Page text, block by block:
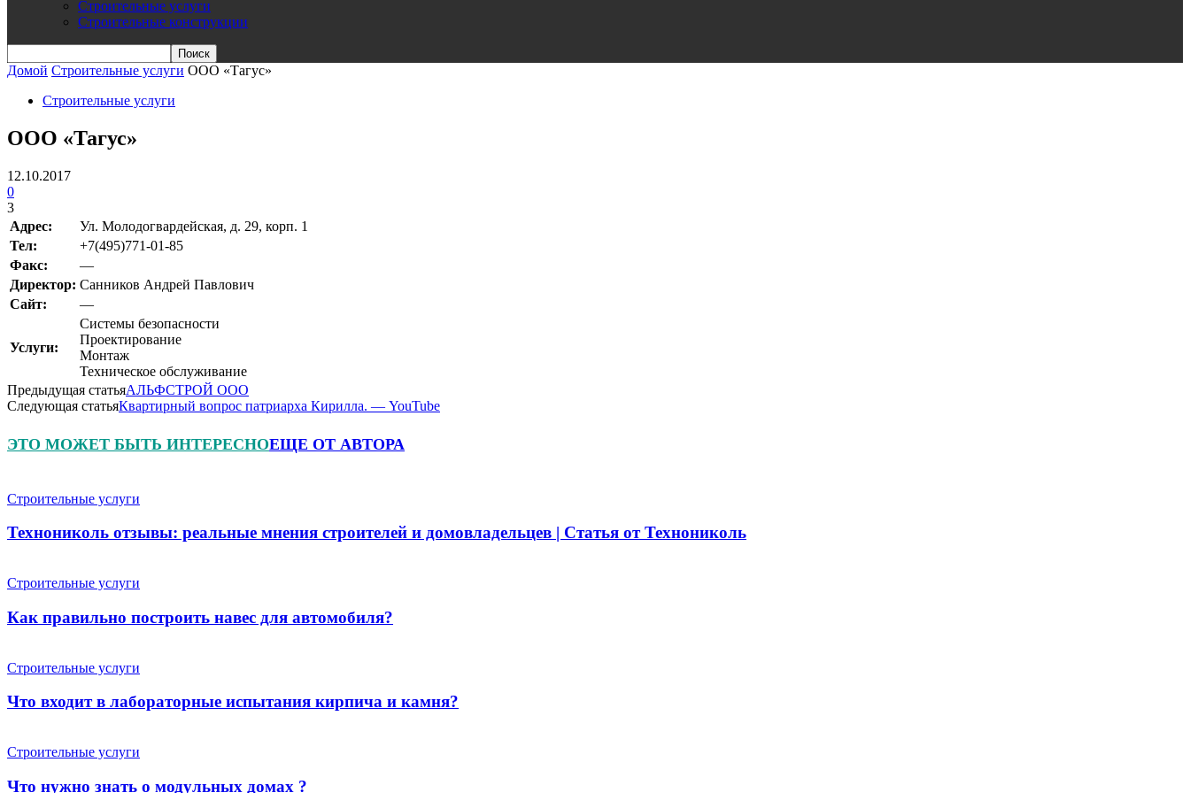
Строительные услуги
Строительные конструкции
Домой Строительные услуги OOO «Тагус»
Строительные услуги
OOO «Тагус»
12.10.2017
0
3
Адрес:
Ул. Молодогвардейская, д. 29, корп. 1
Teл:
+7(495)771-01-85
Факс:
—
Директор: Санников Андрей Павлович
Сайт:
—
Услуги:
Системы безопасности
Проектирование
Монтаж
Техническое обслуживание
Предыдущая статьяАЛЬФСТРОЙ ООО
Следующая статьяКвартирный вопрос патриарха Кирилла. — YouTube
ЭТО МОЖЕТ БЫТЬ ИНТЕРЕСНОЕЩЕ ОТ АВТОРА
Строительные услуги
Технониколь отзывы: реальные мнения строителей и домовладельцев | Статья от Технониколь
Строительные услуги
Как правильно построить навес для автомобиля?
Строительные услуги
Что входит в лабораторные испытания кирпича и камня?
Строительные услуги
Что нужно знать о модульных домах ?